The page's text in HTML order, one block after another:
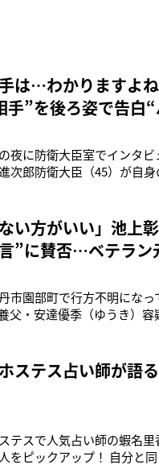
手は…わかります
手”を後ろ姿で告白
の夜に防衛大臣室でインタ
次郎防衛大臣（45）が自
ラが写っており、動画イン
投稿していた通り、写
ない方がいい」池
”に賛否…ベテラン
市園部町で行方不明にな
父・安達優季（ゆうき）
いありません」と容疑を認
くんが行方不明になった
ステス占い師が語
テスで人気占い師の蝦名
をピックアップ！ 自分と